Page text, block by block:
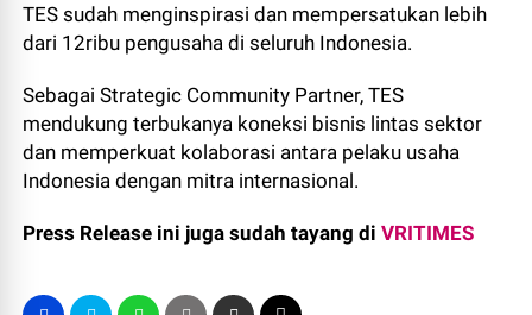
TES sudah menginspirasi dan mempersatukan lebih
dari 12ribu pengusaha di seluruh Indonesia.
Sebagai Strategic Community Partner, TES
mendukung terbukanya koneksi bisnis lintas sektor
dan memperkuat kolaborasi antara pelaku usaha
Indonesia dengan mitra internasional.
Press Release ini juga sudah tayang diVRITIMES